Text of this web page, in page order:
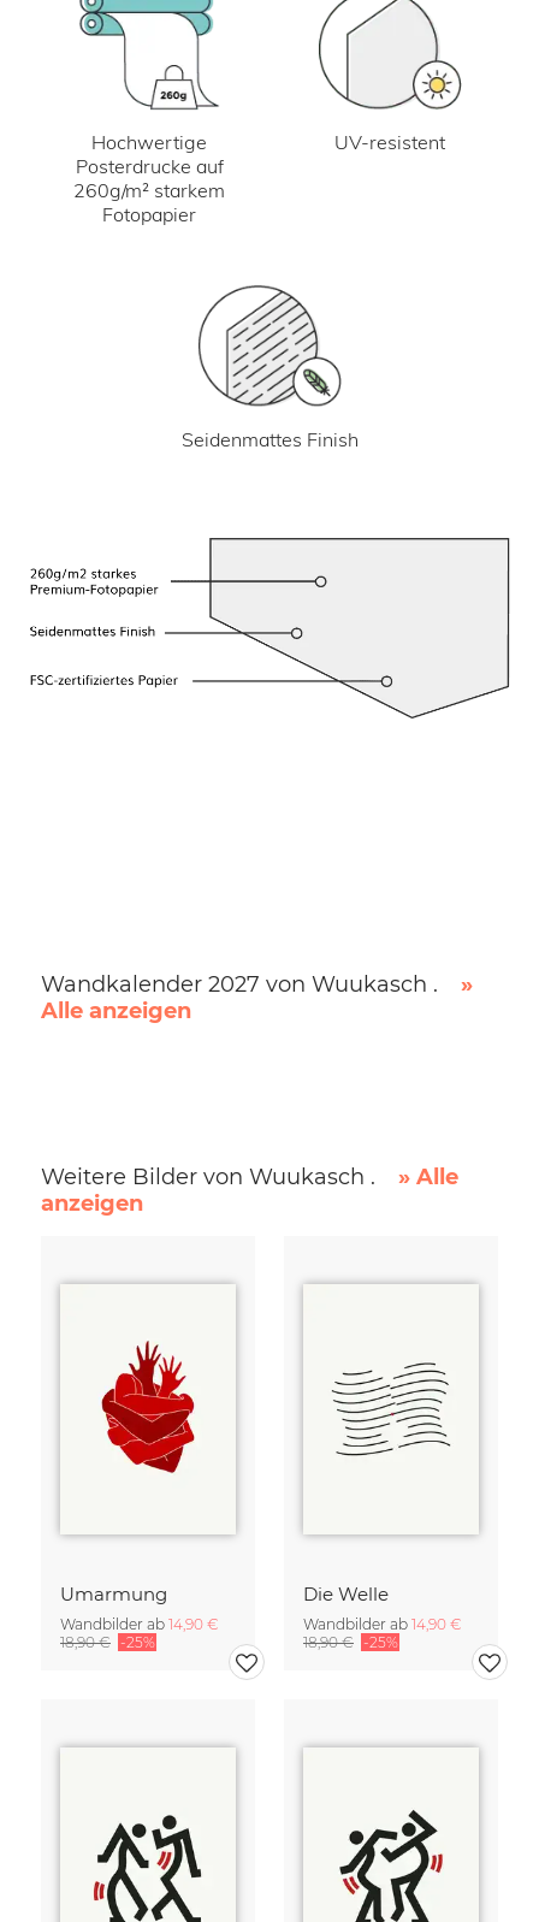
Hochwertige
Posterdrucke auf
260g/m² starkem
Fotopapier
UV-resistent
Seidenmattes Finish
Wandkalender 2027 von Wuukasch .
»
Alle anzeigen
Weitere Bilder von Wuukasch .
» Alle
anzeigen
Umarmung
Wandbilder ab 14,90 €
18,90 € -25%
Die Welle
Wandbilder ab 14,90 €
18,90 € -25%